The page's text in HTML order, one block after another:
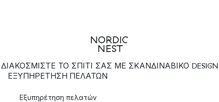
ΔΙΑΚΟΣΜΙΣΤΕ ΤΟ ΣΠΙΤΙ ΣΑΣ ΜΕ ΣΚΑΝΔΙΝΑΒΙΚΟ DESIGN
ΕΞΥΠΗΡΈΤΗΣΗ ΠΕΛΑΤΏΝ
Εξυπηρέτηση πελατών